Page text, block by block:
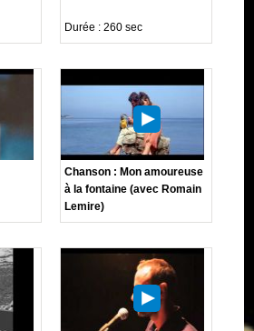
Durée : 260 sec
Chanson : Mon amoureuse
à la fontaine (avec Romain
Lemire)